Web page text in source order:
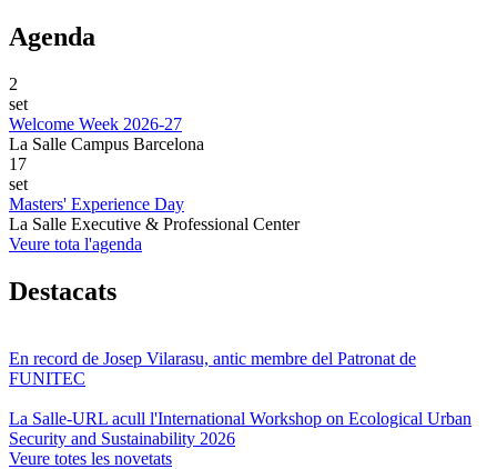
Agenda
2
set
Welcome Week 2026-27
La Salle Campus Barcelona
17
set
Masters' Experience Day
La Salle Executive & Professional Center
Veure tota l'agenda
Destacats
En record de Josep Vilarasu, antic membre del Patronat de
FUNITEC
La Salle-URL acull l'International Workshop on Ecological Urban
Security and Sustainability 2026
Veure totes les novetats